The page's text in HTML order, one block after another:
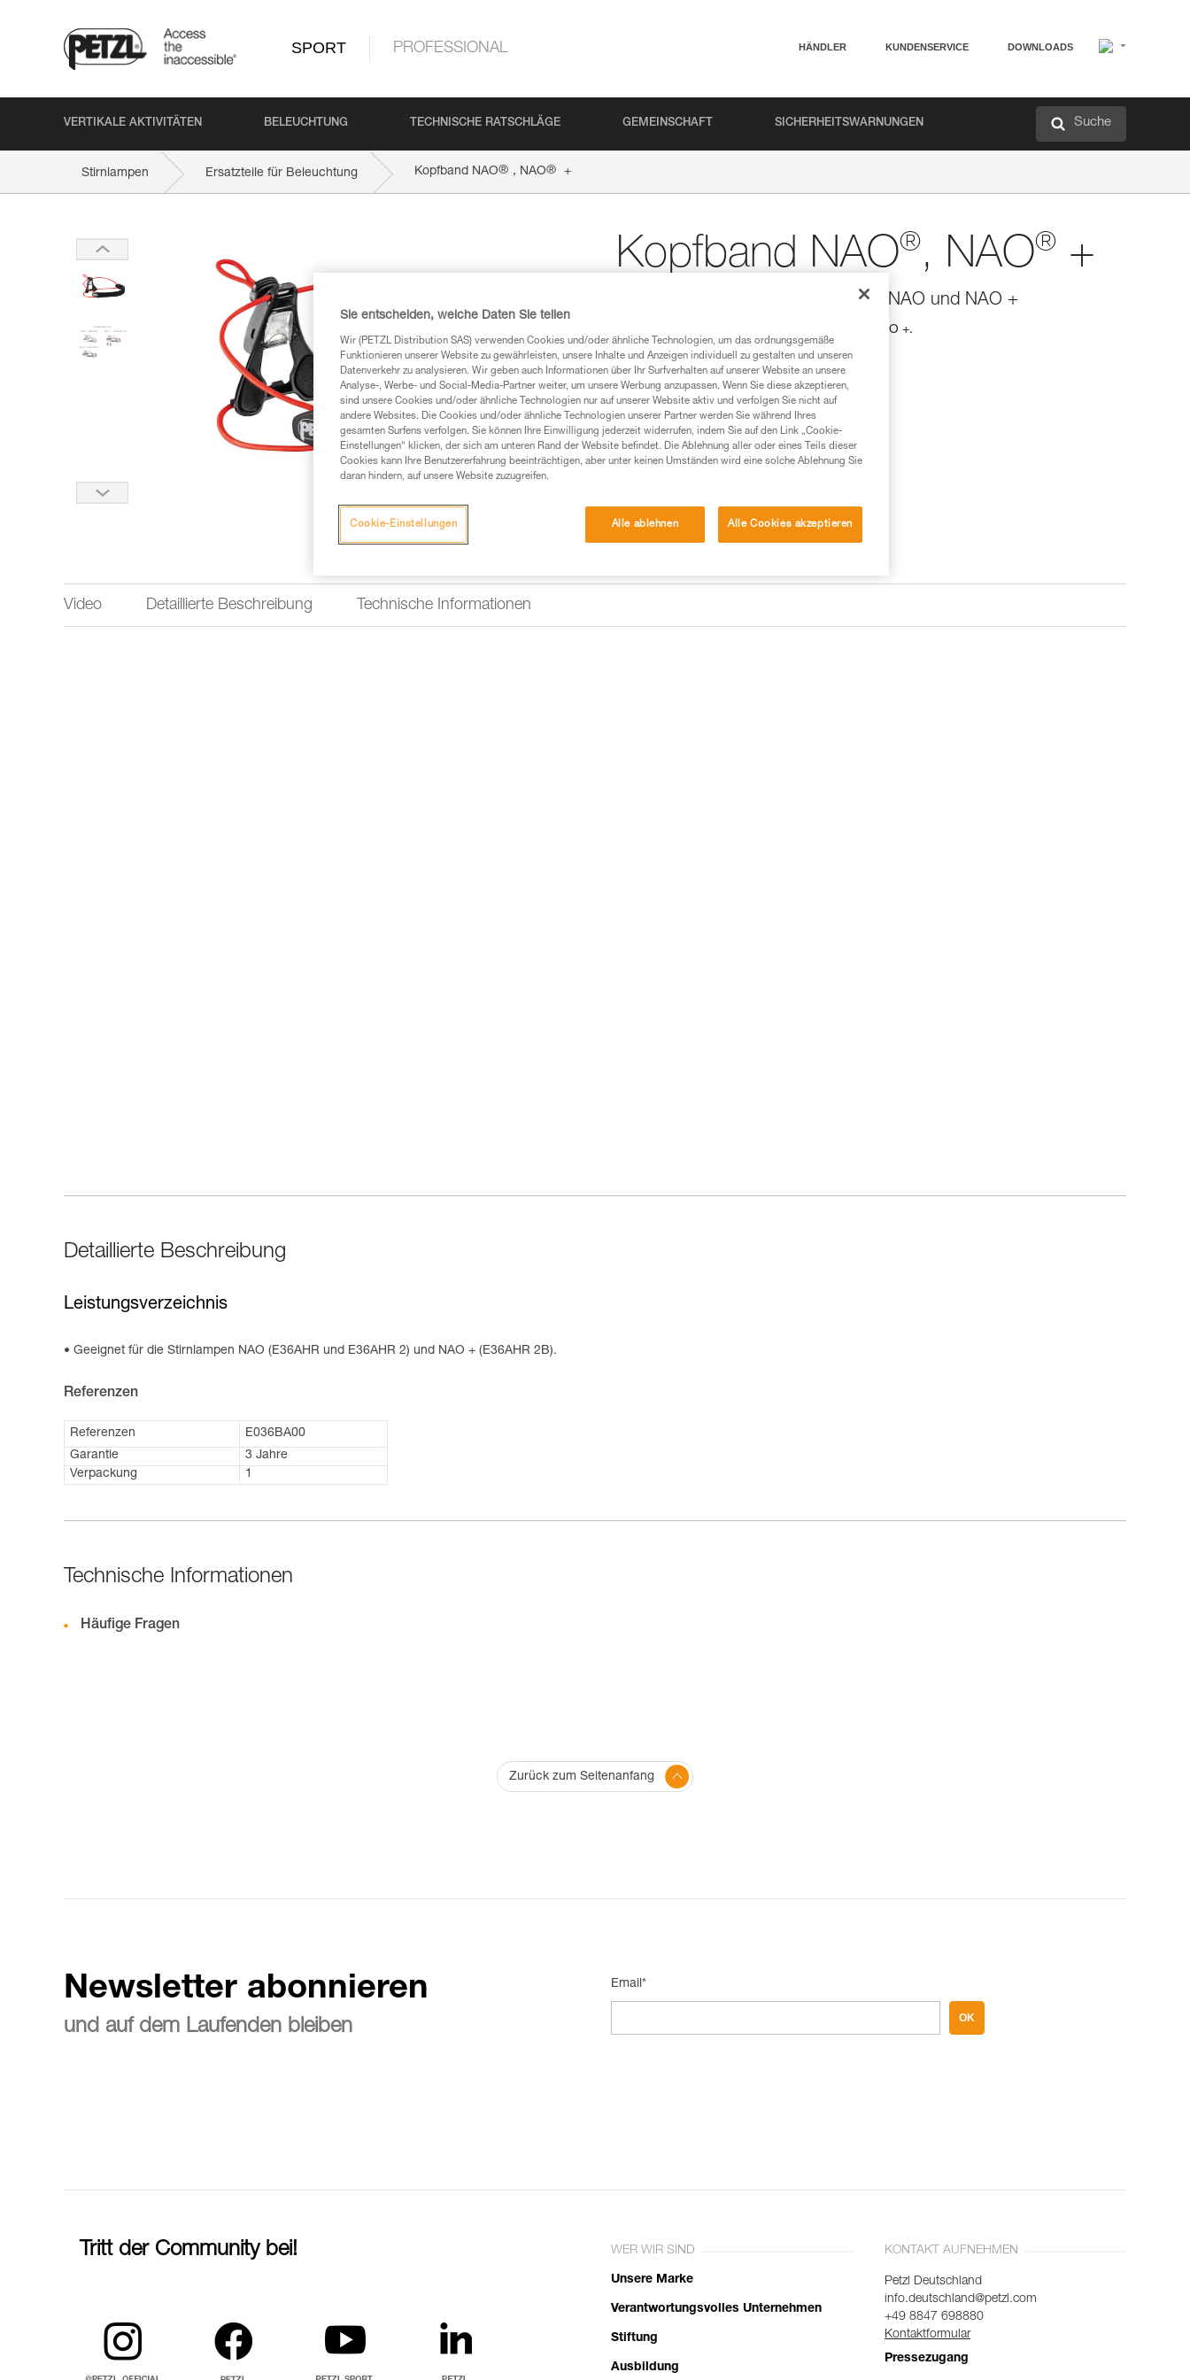
SPORT PROFESSIONAL HÄNDLER KUNDENSERVICE DOWNLOADS
VERTIKALE AKTIVITÄTEN BELEUCHTUNG TECHNISCHE RATSCHLÄGE GEMEINSCHAFT SICHERHEITSWARNUNGEN Suche
Stirnlampen Ersatzteile für Beleuchtung Kopfband NAO® , NAO® +
Kopfband NAO®, NAO® +
Ersatzkopfband für die Stirnlampen NAO und NAO +
Ersatzkopfband für die Stirnlampen NAO und NAO +.
Einen Händler finden
Video Detaillierte Beschreibung Technische Informationen
Detaillierte Beschreibung
Leistungsverzeichnis
Geeignet für die Stirnlampen NAO (E36AHR und E36AHR 2) und NAO + (E36AHR 2B).
Referenzen
Referenzen
E036BA00
Garantie
3 Jahre
Verpackung
1
Technische Informationen
Häufige Fragen
Zurück zum Seitenanfang
Newsletter abonnieren
und auf dem Laufenden bleiben
Email*
OK
Tritt der Community bei! WER WIR SIND
Unsere Marke
Verantwortungsvolles Unternehmen
Stiftung
Ausbildung
KONTAKT AUFNEHMEN
Petzl Deutschland
info.deutschland@petzl.com
+49 8847 698880
Kontaktformular
Pressezugang
Sie entscheiden, welche Daten Sie teilen
Wir (PETZL Distribution SAS) verwenden Cookies und/oder ähnliche Technologien, um das ordnungsgemäße
Funktionieren unserer Website zu gewährleisten, unsere Inhalte und Anzeigen individuell zu gestalten und unseren
Datenverkehr zu analysieren. Wir geben auch Informationen über Ihr Surfverhalten auf unserer Website an unsere
Analyse-, Werbe- und Social-Media-Partner weiter, um unsere Werbung anzupassen. Wenn Sie diese akzeptieren,
sind unsere Cookies und/oder ähnliche Technologien nur auf unserer Website aktiv und verfolgen Sie nicht auf
andere Websites. Die Cookies und/oder ähnliche Technologien unserer Partner werden Sie während Ihres
gesamten Surfens verfolgen. Sie können Ihre Einwilligung jederzeit widerrufen, indem Sie auf den Link „Cookie-
Einstellungen“ klicken, der sich am unteren Rand der Website befindet. Die Ablehnung aller oder eines Teils dieser
Cookies kann Ihre Benutzererfahrung beeinträchtigen, aber unter keinen Umständen wird eine solche Ablehnung Sie
daran hindern, auf unsere Website zuzugreifen.
Alle ablehnen Alle Cookies akzeptieren
Cookie-Einstellungen